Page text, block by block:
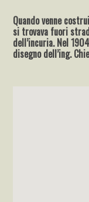
Quando venne
si trovava fuori
dell’incuria. Nel
disegno dell’ing.